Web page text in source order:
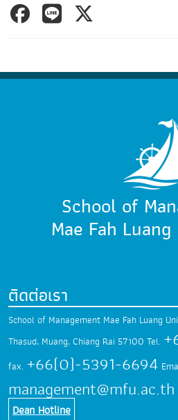
School of
Mae Fah
ติดต่อเรา
School of Management Mae Fah Luang
Thasud, Muang, Chiang Rai 57100 Tel.
fax. +66(0)-5391-6694
management@mfu.ac.th
Dean Hotline